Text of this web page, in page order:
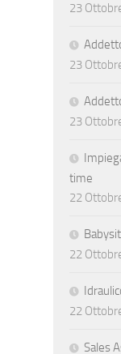
23
23
23
time
22
22
22
Sales